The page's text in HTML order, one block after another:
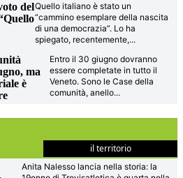
delQuello italiano è stato un
“cammino esemplare della nascita
di una democrazia”. Lo ha
spiegato, recentemente,...
ma
è
Entro il 30 giugno dovranno
essere completate in tutto il
Veneto. Sono le Case della
comunità, anello...
il territorio
Anita Nalesso lancia nella storia: la